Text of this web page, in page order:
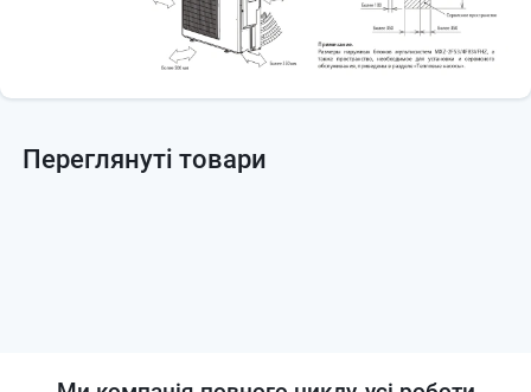
Переглянуті товари